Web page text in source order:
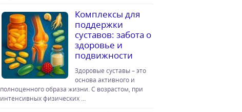
Комплексы для
поддержки
суставов: забота о
здоровье и
подвижности
Здоровые суставы – это
основа активного и
полноценного образа жизни. С возрастом, при
интенсивных физических …